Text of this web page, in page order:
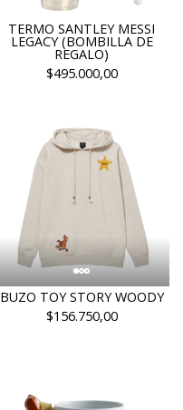
TERMO SANTLEY MESSI
LEGACY (BOMBILLA DE
REGALO)
$495.000,00
BUZO TOY STORY WOODY
$156.750,00